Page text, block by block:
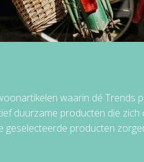
waarin dé Trends
duurzame producten die
geselecteerde producten